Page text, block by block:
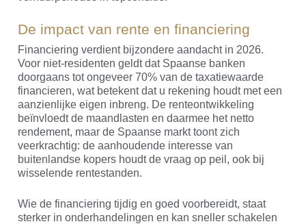
De impact van rente en financiering
Financiering verdient bijzondere aandacht in 2026.
Voor niet-residenten geldt dat Spaanse banken
doorgaans tot ongeveer 70% van de taxatiewaarde
financieren, wat betekent dat u rekening houdt met een
aanzienlijke eigen inbreng. De renteontwikkeling
beïnvloedt de maandlasten en daarmee het netto
rendement, maar de Spaanse markt toont zich
veerkrachtig: de aanhoudende interesse van
buitenlandse kopers houdt de vraag op peil, ook bij
wisselende rentestanden.
Wie de financiering tijdig en goed voorbereidt, staat
sterker in onderhandelingen en kan sneller schakelen